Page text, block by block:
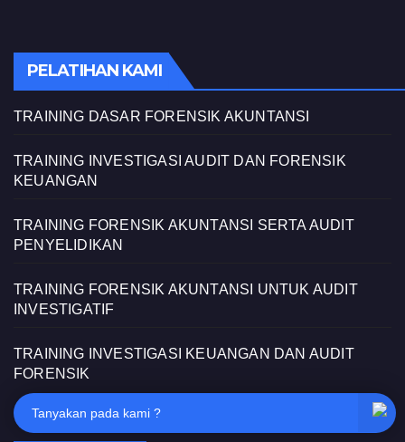
PELATIHAN KAMI
TRAINING DASAR FORENSIK AKUNTANSI
TRAINING INVESTIGASI AUDIT DAN FORENSIK
KEUANGAN
TRAINING FORENSIK AKUNTANSI SERTA AUDIT
PENYELIDIKAN
TRAINING FORENSIK AKUNTANSI UNTUK AUDIT
INVESTIGATIF
TRAINING INVESTIGASI KEUANGAN DAN AUDIT
FORENSIK
Tanyakan pada kami ?